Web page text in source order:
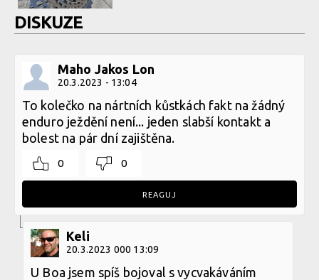
DISKUZE
Maho Jakos Lon
20.3.2023 - 13:04
To kolečko na nártních kůstkách fakt na žádný
enduro ježdění není... jeden slabší kontakt a
bolest na pár dní zajištěna.
0 0
REAGUJ
Keli
20.3.2023 000 13:09
U Boa jsem spíš bojoval s vycvakáváním